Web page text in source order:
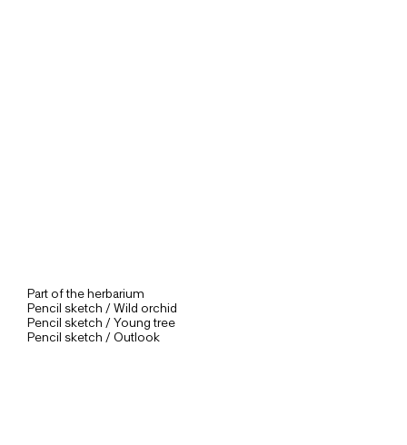
Part of the herbarium
Pencil sketch / Wild orchid
Pencil sketch / Young tree
Pencil sketch / Outlook